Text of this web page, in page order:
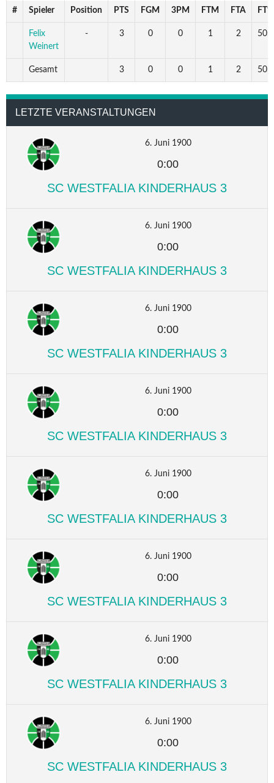
# Spieler Position PTS FGM 3PM FTM FTA FT%
Felix
Weinert
- 3 0 0 1 2 50.0
Gesamt 3 0 0 1 2 50.0
LETZTE VERANSTALTUNGEN
6. Juni 1900
0:00
SC WESTFALIA KINDERHAUS 3
6. Juni 1900
0:00
SC WESTFALIA KINDERHAUS 3
6. Juni 1900
0:00
SC WESTFALIA KINDERHAUS 3
6. Juni 1900
0:00
SC WESTFALIA KINDERHAUS 3
6. Juni 1900
0:00
SC WESTFALIA KINDERHAUS 3
6. Juni 1900
0:00
SC WESTFALIA KINDERHAUS 3
6. Juni 1900
0:00
SC WESTFALIA KINDERHAUS 3
6. Juni 1900
0:00
SC WESTFALIA KINDERHAUS 3